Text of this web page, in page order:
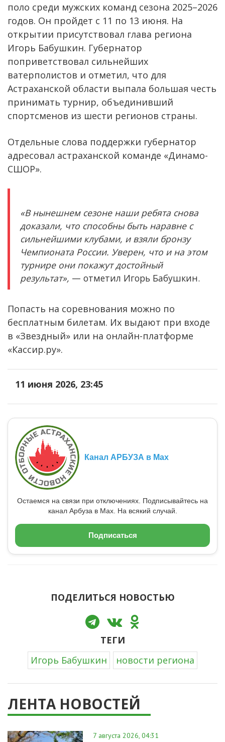
поло среди мужских команд сезона 2025–2026
годов. Он пройдет с 11 по 13 июня. На
открытии присутствовал глава региона
Игорь Бабушкин. Губернатор
поприветствовал сильнейших
ватерполистов и отметил, что для
Астраханской области выпала большая честь
принимать турнир, объединивший
спортсменов из шести регионов страны.
Отдельные слова поддержки губернатор
адресовал астраханской команде «Динамо-
СШОР».
«В нынешнем сезоне наши ребята снова
доказали, что способны быть наравне с
сильнейшими клубами, и взяли бронзу
Чемпионата России. Уверен, что и на этом
турнире они покажут достойный
результат», — отметил Игорь Бабушкин.
Попасть на соревнования можно по
бесплатным билетам. Их выдают при входе
в «Звездный» или на онлайн-платформе
«Кассир.ру».
11 июня 2026, 23:45
Канал АРБУЗА в Max
Остаемся на связи при отключениях. Подписывайтесь на
канал Арбуза в Max. На всякий случай.
Подписаться
ПОДЕЛИТЬСЯ НОВОСТЬЮ
ТЕГИ
Игорь Бабушкин
новости региона
ЛЕНТА НОВОСТЕЙ
7 августа 2026, 04:31